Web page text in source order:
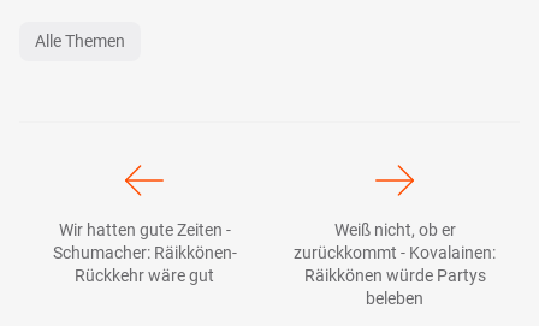
Alle Themen
Wir hatten gute Zeiten -
Schumacher: Räikkönen-
Rückkehr wäre gut
Weiß nicht, ob er
zurückkommt - Kovalainen:
Räikkönen würde Partys
beleben